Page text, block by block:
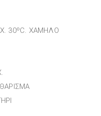
30ºC. ΧΑΜΗΛΟ